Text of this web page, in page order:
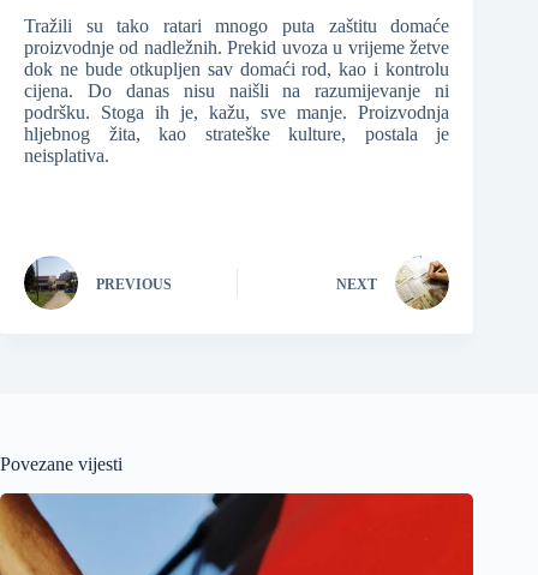
Tražili su tako ratari mnogo puta zaštitu domaće
proizvodnje od nadležnih. Prekid uvoza u vrijeme žetve
dok ne bude otkupljen sav domaći rod, kao i kontrolu
cijena. Do danas nisu naišli na razumijevanje ni
podršku. Stoga ih je, kažu, sve manje. Proizvodnja
hljebnog žita, kao strateške kulture, postala je
neisplativa.
PREVIOUS NEXT
Povezane vijesti